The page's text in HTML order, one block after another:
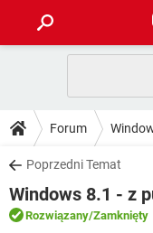
GRY
SPOTIFY
INSTAGRAM
WINDOWS 10
PORADY
PlayStation
SPOTIFY
DO POBRANIA
ANDROID
GRY
FORUM
Forum
Poprzedni Temat
Windows 8.1 - z
Rozwiązany/Zamknięty